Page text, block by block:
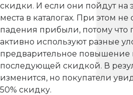
скидки. И если они пойдут на
места в каталогах. При этом не
падения прибыли, потому что
активно используют разные
предварительное повышение
последующей скидкой. В
изменится, но покупатели
50% скидку.